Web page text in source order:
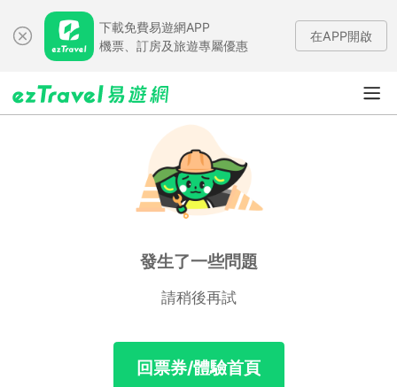
下載免費易遊網APP
機票、訂房及旅遊專屬優惠
在APP開啟
發生了一些問題
請稍後再試
回票券/體驗首頁